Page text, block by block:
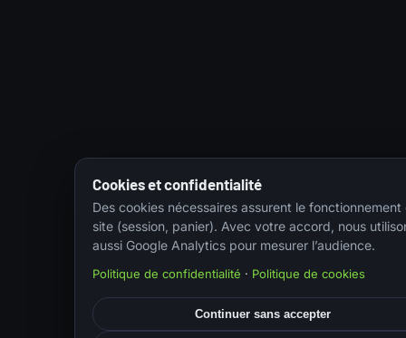
Cookies et confidentialité
Des cookies nécessaires assurent le fonctionnement
site (session, panier). Avec votre accord, nous
aussi Google Analytics pour mesurer l’audience.
Politique de confidentialité · Politique de cookies
Continuer sans accepter